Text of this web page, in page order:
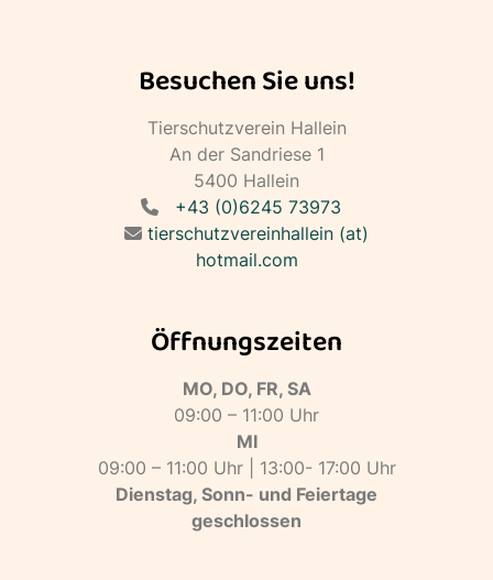
Besuchen Sie uns!
Tierschutzverein Hallein
An der Sandriese 1
5400 Hallein
+43 (0)6245 73973
tierschutzvereinhallein (at)
hotmail.com
Öffnungszeiten
MO, DO, FR, SA
09:00 – 11:00 Uhr
MI
09:00 – 11:00 Uhr | 13:00- 17:00 Uhr
Dienstag, Sonn- und Feiertage
geschlossen